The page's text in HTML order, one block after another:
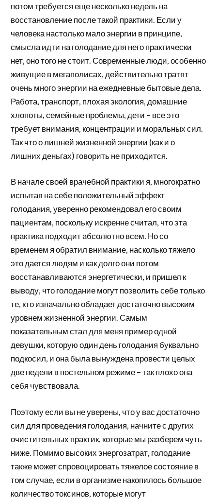
потом требуется еще несколько недель на
восстановление после такой практики. Если у
человека настолько мало энергии в принципе,
смысла идти на голодание для него практически
нет, оно того не стоит. Современные люди, особенно
живущие в мегаполисах, действительно тратят
очень много энергии на ежедневные бытовые дела.
Работа, транспорт, плохая экология, домашние
хлопоты, семейные проблемы, дети – все это
требует внимания, концентрации и моральных сил.
Так что о лишней жизненной энергии (как и о
лишних деньгах) говорить не приходится.
В начале своей врачебной практики я, многократно
испытав на себе положительный эффект
голодания, уверенно рекомендовал его своим
пациентам, поскольку искренне считал, что эта
практика подходит абсолютно всем. Но со
временем я обратил внимание, насколько тяжело
это дается людям и как долго они потом
восстанавливаются энергетически, и пришел к
выводу, что голодание могут позволить себе только
те, кто изначально обладает достаточно высоким
уровнем жизненной энергии. Самым
показательным стал для меня пример одной
девушки, которую один день голодания буквально
подкосил, и она была вынуждена провести целых
две недели в постельном режиме – так плохо она
себя чувствовала.
Поэтому если вы не уверены, что у вас достаточно
сил для проведения голодания, начните с других
очистительных практик, которые мы разберем чуть
ниже. Помимо высоких энергозатрат, голодание
также может спровоцировать тяжелое состояние в
том случае, если в организме накопилось большое
количество токсинов, которые могут